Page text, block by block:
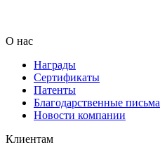
О нас
Награды
Сертификаты
Патенты
Благодарственные письма
Новости компании
Клиентам